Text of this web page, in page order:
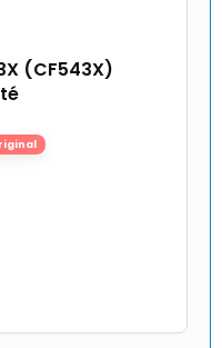
(CF543X)